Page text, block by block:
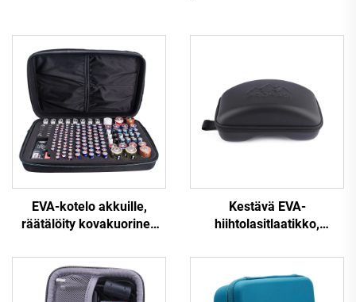
EVA-kotelo akkuille,
räätälöity kovakuorinen
akkujärjestely- ja
säilytyslaatikko, OEM-
kantokotelo, sisältää EVA-
Kestävä EVA-
hiihtolasitlaatikko,
lasiteille